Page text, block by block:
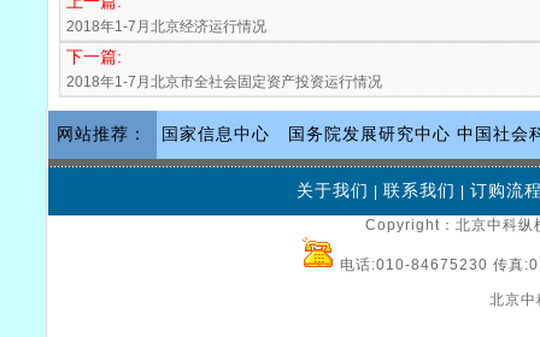
2018年1-7月北京经济运行情况
下一篇:
2018年1-7月北京市全社会固定资产投资运行情况
网站推荐： 国家信息中心 国务院发展研究中心 中国社会
关于我们 联系我们 订购流
Copyright：北京中科
电话:010-84675230 传真
北京中